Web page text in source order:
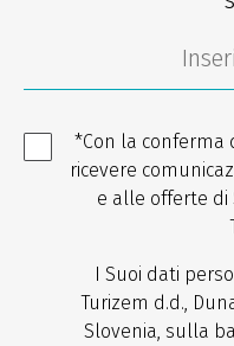
*Con la conferma
ricevere
e alle offerte di
I Suoi dati
Turizem d.d.,
Slovenia, sulla